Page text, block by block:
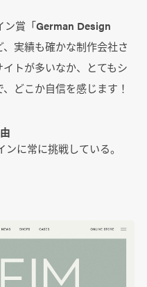
ン賞「German Design
実績も確かな制作会社さ
トが多いなか、とてもシ
どこか自信を感じます！
に常に挑戦している。